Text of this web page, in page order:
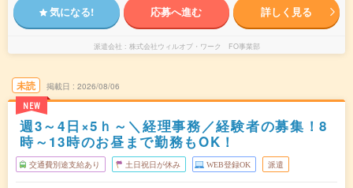
気になる! 応募へ進む 詳しく見る
派遣会社 株式会社ウィルオブ・ワーク FO事業部
未読
NEW
掲載日 2026/08/06
週3～4日×5ｈ～＼経理事務／経験者の募集！8
時～13時のお昼まで勤務もOK！
交通費別途支給あり 土日祝日が休み WEB登録OK 派遣